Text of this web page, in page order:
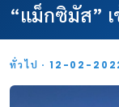
“แม็กซิมัส”
ทั่วไป · 12-02-